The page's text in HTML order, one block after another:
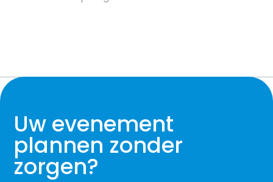
Uw evenement
plannen zonder
zorgen?